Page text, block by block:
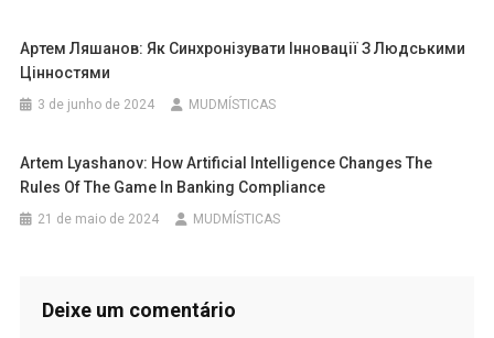
Артем Ляшанов: Як Синхронізувати Інновації З Людськими
Цінностями
3 de junho de 2024 MUDMÍSTICAS
Artem Lyashanov: How Artificial Intelligence Changes The
Rules Of The Game In Banking Compliance
21 de maio de 2024 MUDMÍSTICAS
Deixe um comentário